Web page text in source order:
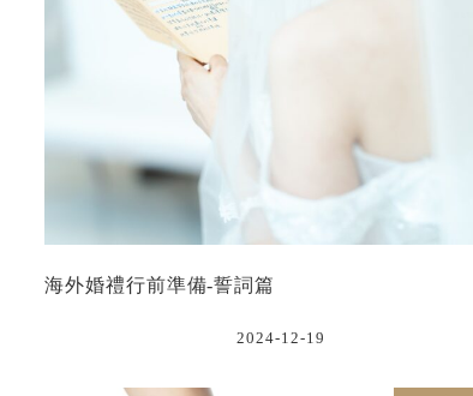
海外婚禮行前準備-誓詞篇
2024-12-19